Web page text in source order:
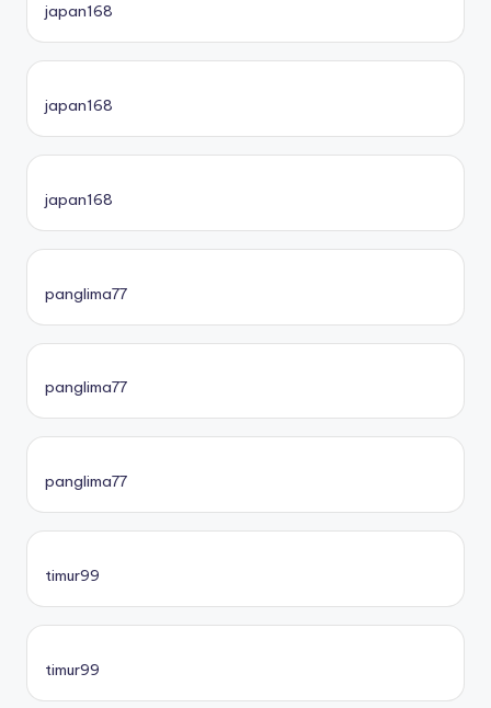
japan168
japan168
japan168
panglima77
panglima77
panglima77
timur99
timur99